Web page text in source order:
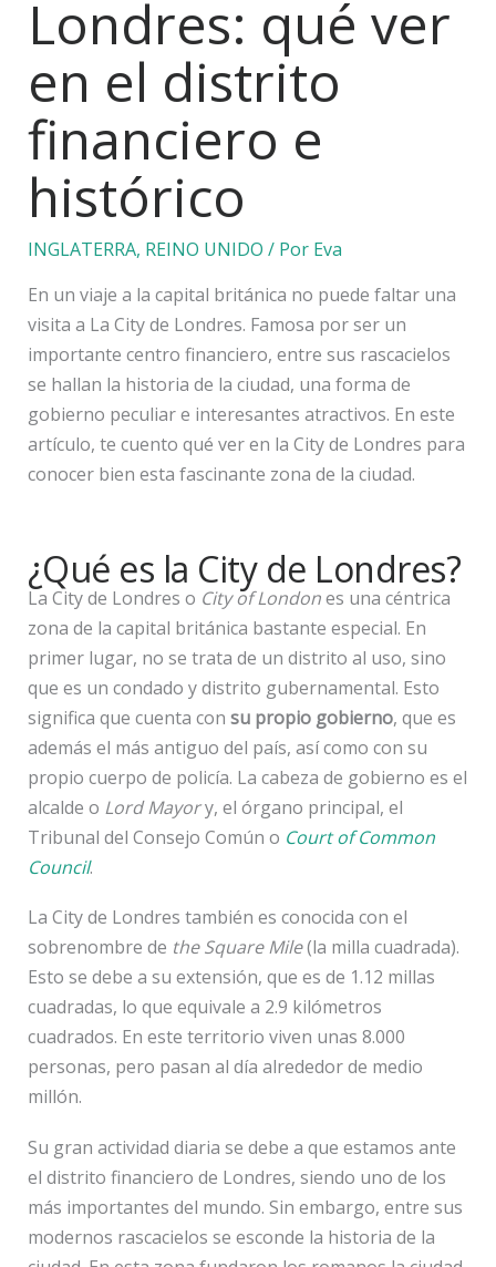
Londres: qué ver
en el distrito
financiero e
histórico
INGLATERRA, REINO UNIDO / Por Eva
En un viaje a la capital británica no puede faltar una
visita a La City de Londres. Famosa por ser un
importante centro financiero, entre sus rascacielos
se hallan la historia de la ciudad, una forma de
gobierno peculiar e interesantes atractivos. En este
artículo, te cuento qué ver en la City de Londres para
conocer bien esta fascinante zona de la ciudad.
¿Qué es la City de Londres?
La City de Londres o City of Londones una céntrica
zona de la capital británica bastante especial. En
primer lugar, no se trata de un distrito al uso, sino
que es un condado y distrito gubernamental. Esto
significa que cuenta con su propio gobierno, que es
además el más antiguo del país, así como con su
propio cuerpo de policía. La cabeza de gobierno es el
alcalde o Lord Mayory, el órgano principal, el
Tribunal del Consejo Común o Court of Common
Council.
La City de Londres también es conocida con el
sobrenombre de the Square Mile(la milla cuadrada).
Esto se debe a su extensión, que es de 1.12 millas
cuadradas, lo que equivale a 2.9 kilómetros
cuadrados. En este territorio viven unas 8.000
personas, pero pasan al día alrededor de medio
millón.
Su gran actividad diaria se debe a que estamos ante
el distrito financiero de Londres, siendo uno de los
más importantes del mundo. Sin embargo, entre sus
modernos rascacielos se esconde la historia de la